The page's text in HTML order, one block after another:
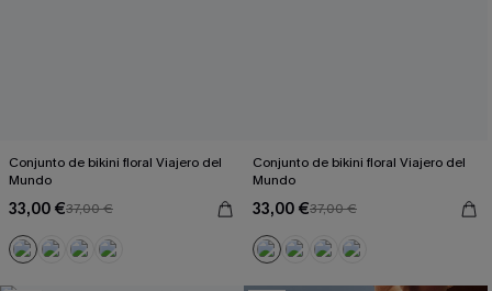
Conjunto de bikini floral Viajero del
Mundo
33,00 €37,00 €
Conjunto de bikini floral Viajero del
Mundo
33,00 €37,00 €